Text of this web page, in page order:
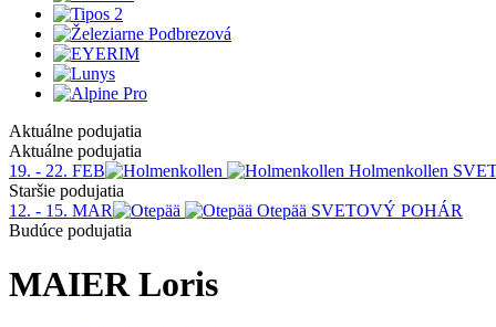
Aktuálne podujatia
Aktuálne podujatia
19. - 22. FEB
Holmenkollen
Staršie podujatia
12. - 15. MAR
Otepää SVETOVÝ POHÁR
Budúce podujatia
MAIER Loris